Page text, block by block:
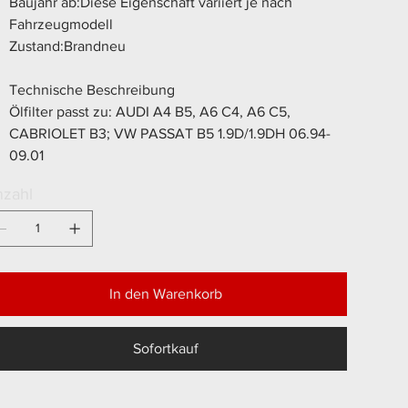
Fahrzeugmodell
Zustand:Brandneu
Technische Beschreibung
Ölfilter passt zu: AUDI A4 B5, A6 C4, A6 C5,
CABRIOLET B3; VW PASSAT B5 1.9D/1.9DH 06.94-
09.01
In den Warenkorb
Sofortkauf